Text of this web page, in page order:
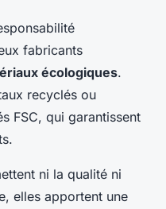
fabricants
écologiques.
recyclés ou
FSC, qui garantissent
ni la qualité ni
elles apportent une